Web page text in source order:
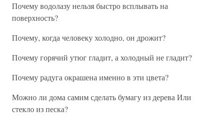
Почему водолазу нельзя быстро всплывать на
поверхность?
Почему, когда человеку холодно, он дрожит?
Почему горячий утюг гладит, а холодный не гладит?
Почему радуга окрашена именно в эти цвета?
Можно ли дома самим сделать бумагу из дерева Или
стекло из песка?